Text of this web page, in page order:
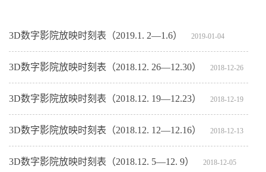
3D数字影院放映时刻表（2019.1. 2—1.6） 2019-01-04
3D数字影院放映时刻表（2018.12. 26—12.30） 2018-12-26
3D数字影院放映时刻表（2018.12. 19—12.23） 2018-12-19
3D数字影院放映时刻表（2018.12. 12—12.16） 2018-12-13
3D数字影院放映时刻表（2018.12. 5—12. 9） 2018-12-05